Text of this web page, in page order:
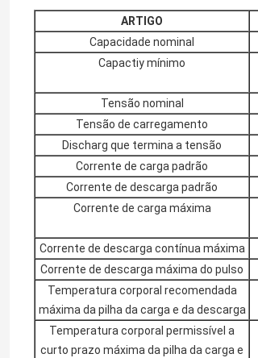
ARTIGO
Capacidade nominal
Capactiy mínimo
Tensão nominal
Tensão de carregamento
Discharg que termina a tensão
Corrente de carga padrão
Corrente de descarga padrão
Corrente de carga máxima
Corrente de descarga contínua máxima
Corrente de descarga máxima do pulso
Temperatura corporal recomendada
máxima da pilha da carga e da descarga
Temperatura corporal permissível a
curto prazo máxima da pilha da carga e